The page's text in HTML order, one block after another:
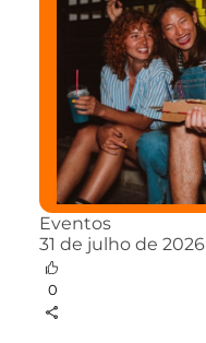
Eventos
31 de julho de 2026
0